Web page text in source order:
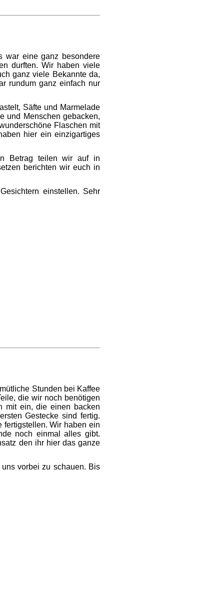
war eine ganz besondere
durften. Wir haben viele
ganz viele Bekannte da,
rundum ganz einfach nur
Säfte und Marmelade
und Menschen gebacken,
Flaschen mit
hier ein einzigartiges
Betrag teilen wir auf in
berichten wir euch in
einstellen. Sehr
Stunden bei Kaffee
die wir noch benötigen
mit ein, die einen backen
Gestecke sind fertig.
fertigstellen. Wir haben ein
noch einmal alles gibt.
den ihr hier das ganze
vorbei zu schauen. Bis